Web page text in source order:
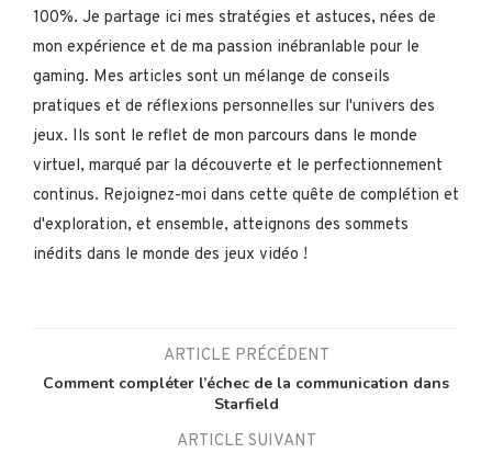
100%. Je partage ici mes stratégies et astuces, nées de
mon expérience et de ma passion inébranlable pour le
gaming. Mes articles sont un mélange de conseils
pratiques et de réflexions personnelles sur l'univers des
jeux. Ils sont le reflet de mon parcours dans le monde
virtuel, marqué par la découverte et le perfectionnement
continus. Rejoignez-moi dans cette quête de complétion et
d'exploration, et ensemble, atteignons des sommets
inédits dans le monde des jeux vidéo !
ARTICLE PRÉCÉDENT
Comment compléter l’échec de la communication dans
Starfield
ARTICLE SUIVANT